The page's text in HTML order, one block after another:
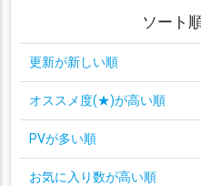
ソート
更新が新しい順
オススメ度(★)が高い順
PVが多い順
お気に入り数が高い順